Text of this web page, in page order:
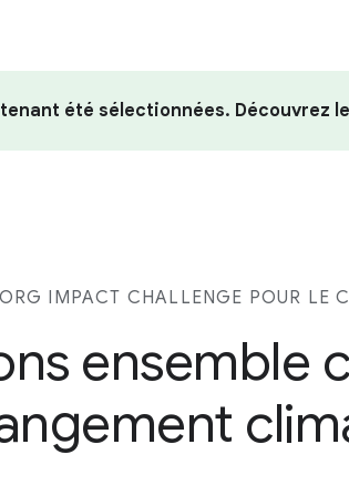
été sélectionnées. Découvrez
IMPACT CHALLENGE POUR LE
ensemble